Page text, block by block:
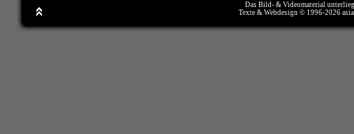
Das Bild- & Videomaterial
Texte & Webdesign © 1996-2026